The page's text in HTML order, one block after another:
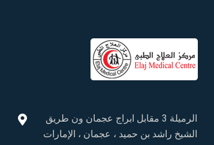
الرميلة 3 مقابل ابراج عجمان ون طريق
الشيخ راشد بن حميد ، عجمان ، الإمارات